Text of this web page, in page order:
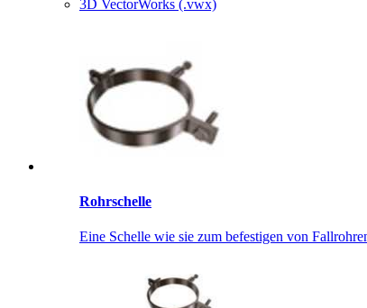
3D VectorWorks (.vwx)
Rohrschelle
Eine Schelle wie sie zum befestigen von